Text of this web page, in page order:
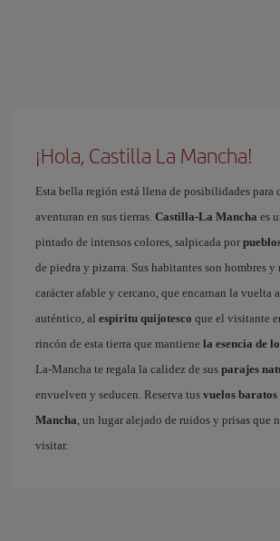
¡Hola, Castilla La Mancha!
Esta bella región está llena de posibilidades para
aventuran en sus tierras. Castilla-La Mancha es
pintado de intensos colores, salpicada por
de piedra y pizarra. Sus habitantes son hombres y
carácter afable y cercano, que encarnan la vuelta
auténtico, al espíritu quijotesco que el visitante
rincón de esta tierra que mantiene la esencia de
La-Mancha te regala la calidez de sus parajes
envuelven y seducen. Reserva tus vuelos
Mancha , un lugar alejado de ruidos y prisas que
visitar.